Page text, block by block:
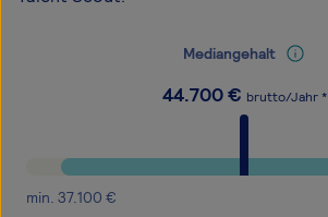
Mediangehalt
44.700€ brutto/Jahr *
min. 37.100 €